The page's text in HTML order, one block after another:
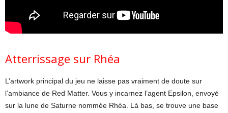
Atterrissage sur Rhéa
L’artwork principal du jeu ne laisse pas vraiment de doute sur
l’ambiance de Red Matter. Vous y incarnez l’agent Epsilon, envoyé
sur la lune de Saturne nommée Rhéa. Là bas, se trouve une base